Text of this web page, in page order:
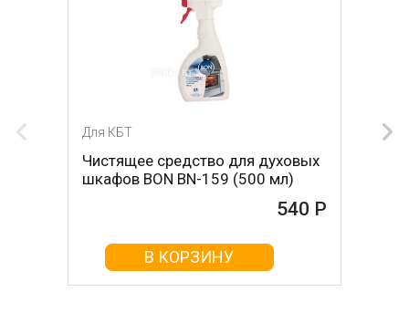
Для КБТ
Чистящее средство для духовых
шкафов BON BN-159 (500 мл)
540 Р
В КОРЗИНУ
Для КБТ
Чистящее средство для духовых
шкафов MAGIC POWER MP-014
В КОРЗИНУ